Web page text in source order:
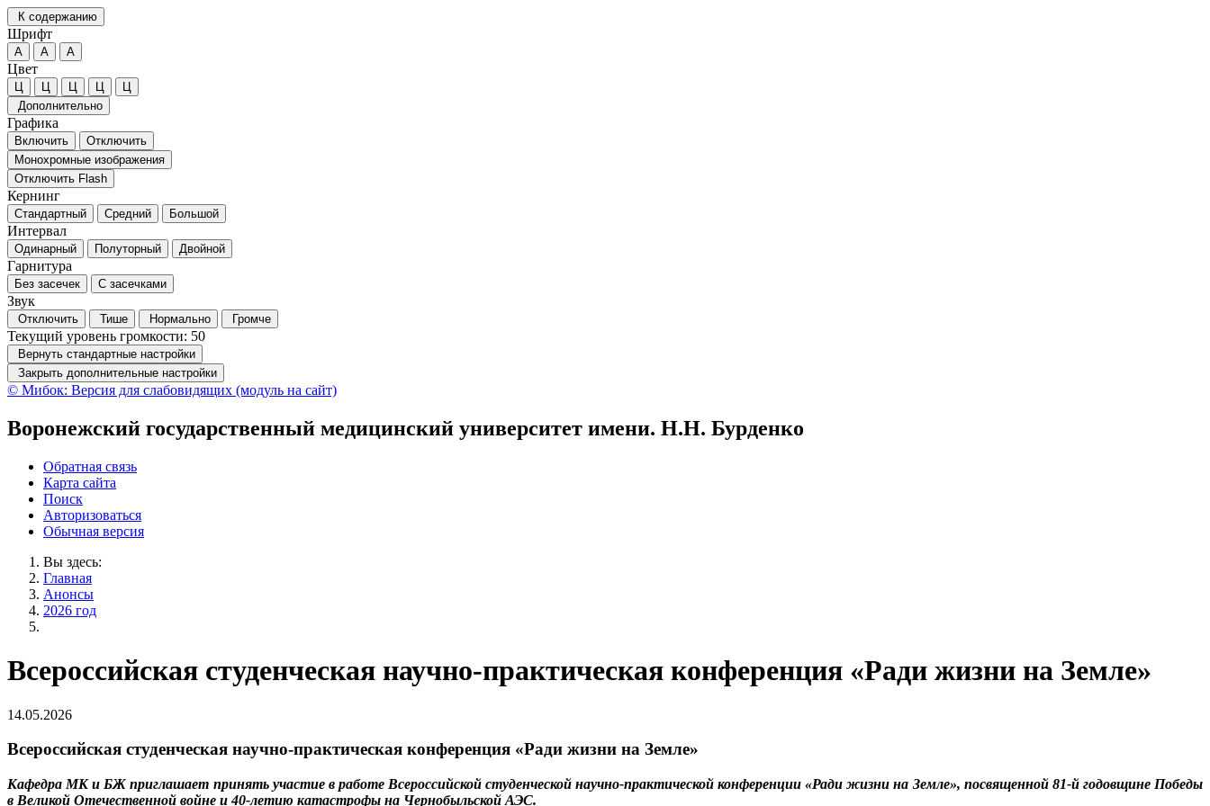
К содержанию
Шрифт
А А А
Цвет
Ц Ц Ц Ц
Ц
Дополнительно
Графика
Включить
Отключить
Монохромные изображения
Отключить Flash
Кернинг
Стандартный Средний Большой
Интервал
Одинарный Полуторный Двойной
Гарнитура
Без засечек С засечками
Звук
Отключить Тише Нормально Громче
Текущий уровень громкости: 50
Вернуть стандартные настройки
Закрыть дополнительные настройки
© Мибок: Версия для слабовидящих (модуль на сайт)
Воронежский государственный медицинский университет имени. Н.Н. Бурденко
Обратная связь
Карта сайта
Поиск
Авторизоваться
Обычная версия
Вы здесь:
Главная
Анонсы
2026 год
Всероссийская студенческая научно-практическая конференция «Ради жизни на Земле»
14.05.2026
Всероссийская студенческая научно-практическая конференция «Ради жизни на Земле»
Кафедра МК и БЖ приглашает принять участие в работе Всероссийской студенческой научно-практической конференции «Ради жизни на Земле», посвященной 81-й годовщине Победы
в Великой Отечественной войне и 40-летию катастрофы на Чернобыльской АЭС.